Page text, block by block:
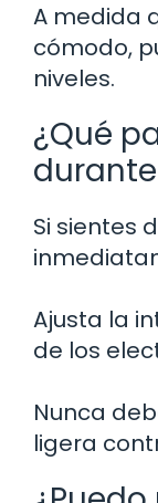
A medida
cómodo,
niveles.
¿Qué
Si sientes
Ajusta la
de los
Nunca
ligera